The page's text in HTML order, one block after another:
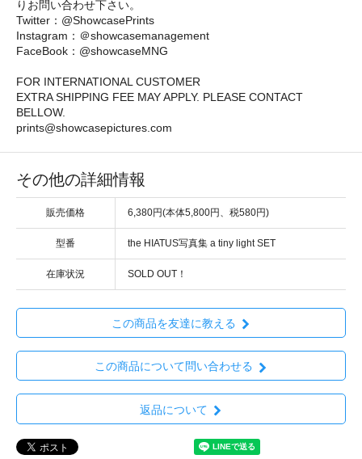
りお問い合わせ下さい。
Twitter：@ShowcasePrints
Instagram：＠showcasemanagement
FaceBook：@showcaseMNG
FOR INTERNATIONAL CUSTOMER
EXTRA SHIPPING FEE MAY APPLY. PLEASE CONTACT
BELLOW.
prints@showcasepictures.com
その他の詳細情報
販売価格 6,380円(本体5,800円、税580円)
型番 the HIATUS写真集 a tiny light SET
在庫状況 SOLD OUT！
この商品を友達に教える
この商品について問い合わせる
返品について